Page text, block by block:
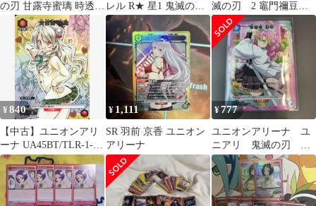
の刃 甘露寺蜜璃 時透無
一郎 6枚セット
レル R★ 星1 鬼滅の刃
ユニオンアリーナ■
滅の刃 2 竈門禰豆
子 SR
¥840
【中古】ユニオンアリ
ーナ UA45BT/TLR-1-
057[U★]：(キラ)天条
院 沙姫
¥ 1,111
SR 羽前 京香 ユニオン
アリーナ
¥777
ユニオンアリーナ ユ
ニアリ 鬼滅の刃 甘
露寺蜜璃 R レア パ
ラレル